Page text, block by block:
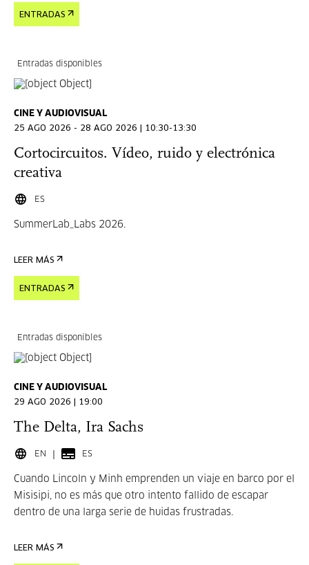
ENTRADAS
Entradas disponibles
CINE Y AUDIOVISUAL
25 AGO 2026 - 28 AGO 2026 | 10:30-13:30
Cortocircuitos. Vídeo, ruido y electrónica
creativa
ES
SummerLab_Labs 2026.
LEER MÁS
ENTRADAS
Entradas disponibles
CINE Y AUDIOVISUAL
29 AGO 2026 | 19:00
The Delta, Ira Sachs
EN ES
Cuando Lincoln y Minh emprenden un viaje en barco por el
Misisipi, no es más que otro intento fallido de escapar
dentro de una larga serie de huidas frustradas.
LEER MÁS